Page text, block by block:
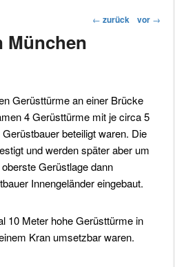
Beitragsnavigation
← zurück vor →
München
Gerüsttürmean einer Brücke
4 Gerüsttürme mit je circa 5
beteiligt waren. Die
und werden später aber um
Gerüstlage dann
Innengeländer eingebaut.
10 Meter hohe Gerüsttürme in
Kran umsetzbar waren.